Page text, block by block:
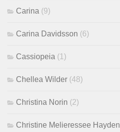
Carina (9)
Carina Davidsson (6)
Cassiopeia (1)
Chellea Wilder (48)
Christina Norin (2)
Christine Melieressee Hayden